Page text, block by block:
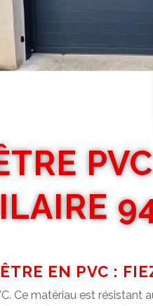
EN PVC :
Ce matériau est résistant